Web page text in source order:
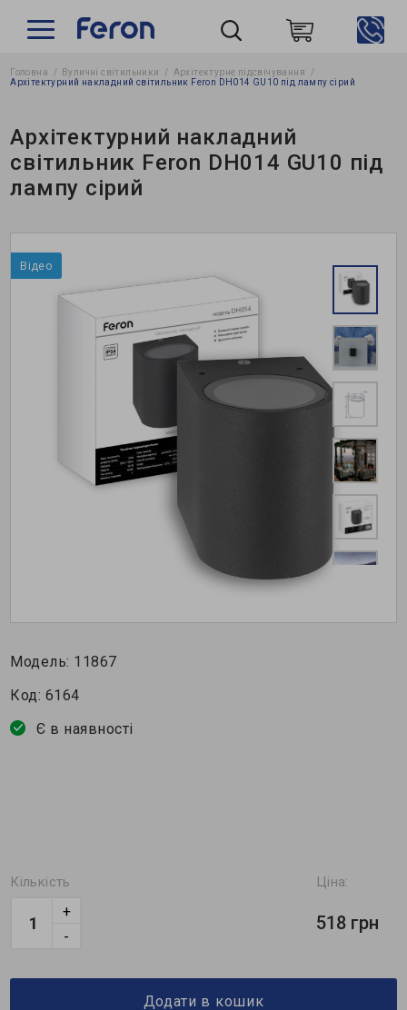
Пошук
Головна Вуличні світильники
Архітектурне підсвічування
Архітектурний накладний світильник Feron DH014 GU10 під лампу сірий
Архітектурний накладний
світильник Feron DH014 GU10 під
лампу сірий
Відео
Модель: 11867
Код: 6164
Є в наявності
Кількість
-
+
Ціна:
518 грн
Додати в кошик